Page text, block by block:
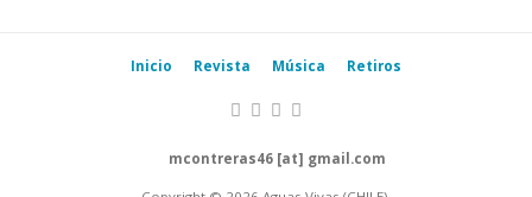
Inicio Revista Música Retiros
mcontreras46 [at] gmail.com